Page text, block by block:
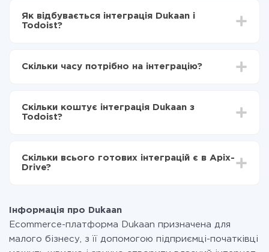
Як відбувається інтеграція Dukaan і
Todoist?
Вибираєте які дані передавати з Dukaan в Todoist
Dukaan в Todoist
Скільки часу потрібно на інтеграцію?
становити від 5-ти до 30-хвилин. У середньому
налаштування займає 10-15 хвилин.
Скільки коштує інтеграція Dukaan з
Todoist?
Ви оплачуєте лише кількість даних, які за фактом
передаються з однієї вашої системи в іншу через
при необхідності. Детальніше про
Скільки всього готових інтеграцій є в Apix-
Drive?
Інформація про Dukaan
Ecommerce-платформа Dukaan призначена для
малого бізнесу, з її допомогою підприємці-початківці